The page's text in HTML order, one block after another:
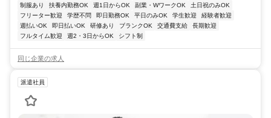
制服あり 扶養内勤務OK 週1日からOK 副業・WワークOK
土日祝のみOK
フリーター歓迎
学歴不問 即日勤務OK 平日のみOK 学生歓迎
経験者歓迎
週払いOK
即日払いOK 研修あり ブランクOK 交通費支給
長期歓迎
フルタイム歓迎
週2・3日からOK シフト制
同じ企業の求人
派遣社員